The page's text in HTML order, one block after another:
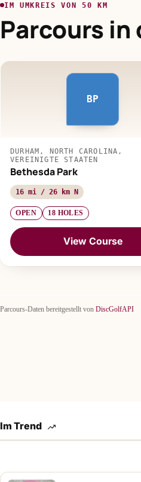
IM UMKREIS VON 50 KM
Parcours in
BP
DURHAM, NORTH CAROLINA,
VEREINIGTE STAATEN
Bethesda Park
16 mi / 26 km N
OPEN 18 HOLES
View Course
Parcours-Daten bereitgestellt von DiscGolfAPI
Im Trend